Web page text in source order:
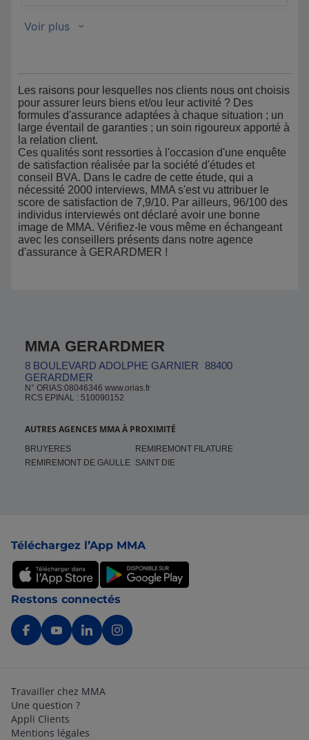
Les raisons pour lesquelles nos clients nous ont choisis
pour assurer leurs biens et/ou leur activité ? Des
formules d'assurance adaptées à chaque situation ; un
large éventail de garanties ; un soin rigoureux apporté à
la relation client.
Ces qualités sont ressorties à l'occasion d'une enquête
de satisfaction réalisée par la société d'études et
conseil BVA. Dans le cadre de cette étude, qui a
nécessité 2000 interviews, MMA s'est vu attribuer le
score de satisfaction de 7,9/10. Par ailleurs, 96/100 des
individus interviewés ont déclaré avoir une bonne
image de MMA. Vérifiez-le vous même en échangeant
avec les conseillers présents dans notre agence
d'assurance à GERARDMER !
MMA GERARDMER
8 BOULEVARD ADOLPHE GARNIER 88400
GERARDMER
N° ORIAS:08046346 www.orias.fr
RCS EPINAL : 510090152
AUTRES AGENCES MMA À PROXIMITÉ
BRUYERES
REMIREMONT FILATURE
REMIREMONT DE GAULLE SAINT DIE
Téléchargez l’App MMA
Restons connectés
Travailler chez MMA
Une question ?
Appli Clients
Mentions légales